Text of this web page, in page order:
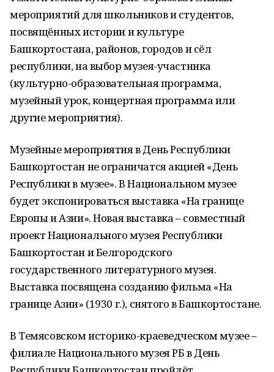
мероприятий для школьников и студентов,
посвящённых истории и культуре
Башкортостана, районов, городов и сёл
республики, на выбор музея-участника
(культурно-образовательная программа,
музейный урок, концертная программа или
другие мероприятия).
Музейные мероприятия в День Республики
Башкортостан не ограничатся акцией «День
Республики в музее». В Национальном музее
будет экспонироваться выставка «На границе
Европы и Азии». Новая выставка – совместный
проект Национального музея Республики
Башкортостан и Белгородского
государственного литературного музея.
Выставка посвящена созданию фильма «На
границе Азии» (1930 г.), снятого в Башкортостане.
В Темясовском историко-краеведческом музее –
филиале Национального музея РБ в День